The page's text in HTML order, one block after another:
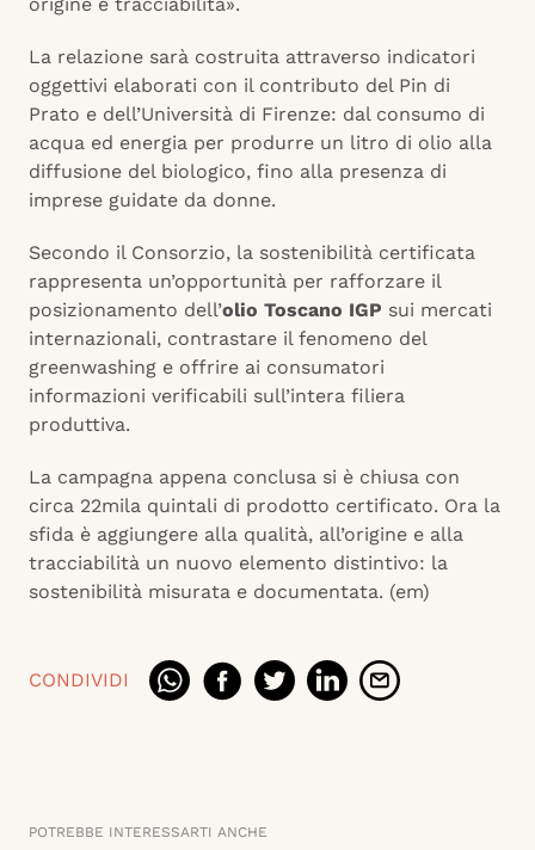
origine e tracciabilità».
La relazione sarà costruita attraverso indicatori
oggettivi elaborati con il contributo del Pin di
Prato e dell’Università di Firenze: dal consumo di
acqua ed energia per produrre un litro di olio alla
diffusione del biologico, fino alla presenza di
imprese guidate da donne.
Secondo il Consorzio, la sostenibilità certificata
rappresenta un’opportunità per rafforzare il
posizionamento dell’olio Toscano IGP sui mercati
internazionali, contrastare il fenomeno del
greenwashing e offrire ai consumatori
informazioni verificabili sull’intera filiera
produttiva.
La campagna appena conclusa si è chiusa con
circa 22mila quintali di prodotto certificato. Ora la
sfida è aggiungere alla qualità, all’origine e alla
tracciabilità un nuovo elemento distintivo: la
sostenibilità misurata e documentata. (em)
CONDIVIDI
POTREBBE INTERESSARTI ANCHE